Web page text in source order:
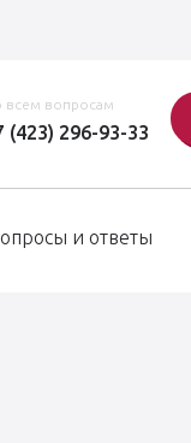
всем вопросам
(423) 296-93-33
и ответы